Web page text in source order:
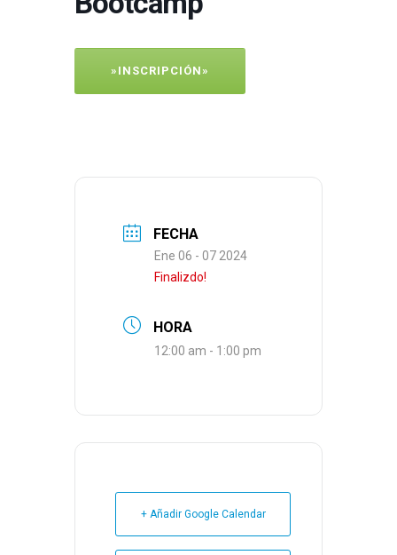
»INSCRIPCIÓN»
FECHA
Ene 06 - 07 2024
Finalizdo!
HORA
12:00 am - 1:00 pm
+ Añadir Google Calendar